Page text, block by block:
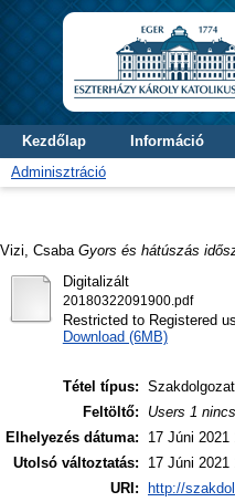
Kezdőlap Információ
Adminisztráció
Vizi, Csaba Gyors és hátúszás
Digitalizált
20180322091900.pdf
Restricted to Registered
Download (6MB)
Tétel típus:
Feltöltő:
Users 1
Elhelyezés dátuma:
17 Júni 2021
Utolsó változtatás:
17 Júni 2021
URI:
http://